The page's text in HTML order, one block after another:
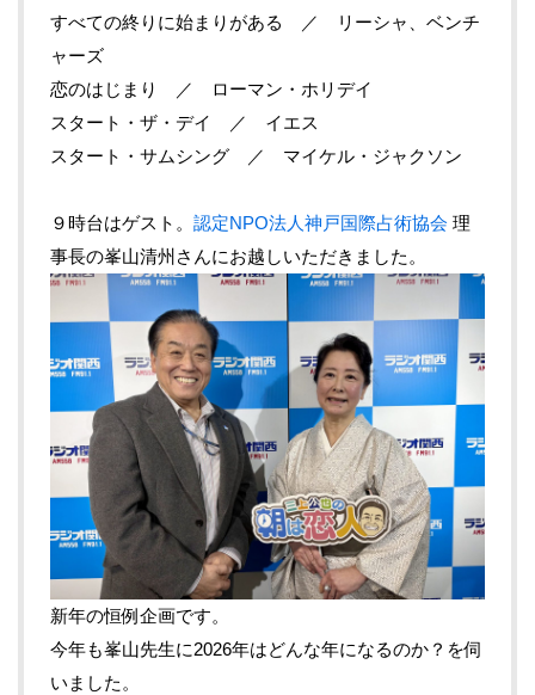
すべての終りに始まりがある ／ リーシャ、ベンチ
ャーズ
恋のはじまり ／ ローマン・ホリデイ
スタート・ザ・デイ ／ イエス
スタート・サムシング ／ マイケル・ジャクソン
９時台はゲスト。 認定NPO法人神戸国際占術協会 理
事長の峯山清州さんにお越しいただきました。
新年の恒例企画です。
今年も峯山先生に2026年はどんな年になるのか？を伺
いました。